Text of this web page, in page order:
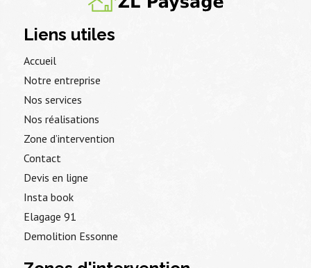
Liens utiles
Accueil
Notre entreprise
Nos services
Nos réalisations
Zone d’intervention
Contact
Devis en ligne
Insta book
Elagage 91
Demolition Essonne